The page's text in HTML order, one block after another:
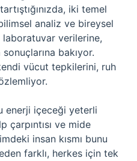
iki temel
analiz ve bireysel
laboratuvar verilerine,
bakıyor.
vücut tepkilerini, ruh
enerji içeceği yeterli
çarpıntısı ve mide
insan kısmı bunu
farklı, herkes için tek